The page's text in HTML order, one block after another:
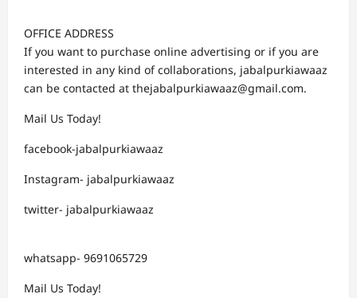
OFFICE ADDRESS
If you want to purchase online advertising or if you are
interested in any kind of collaborations, jabalpurkiawaaz
can be contacted at thejabalpurkiawaaz@gmail.com.
Mail Us Today!
facebook-jabalpurkiawaaz
Instagram- jabalpurkiawaaz
twitter- jabalpurkiawaaz
whatsapp- 9691065729
Mail Us Today!